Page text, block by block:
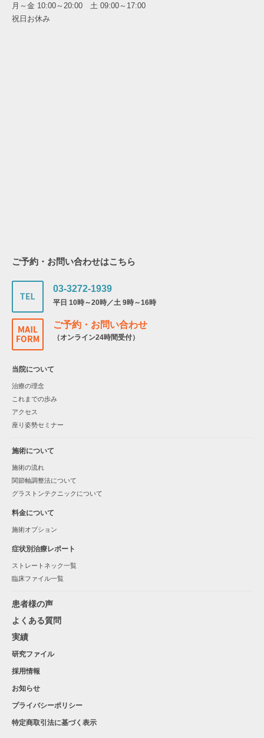
月～金 10:00～20:00 土 09:00～17:00
祝日お休み
ご予約・お問い合わせはこちら
03-3272-1939
平日 10時～20時／土 9時～16時
ご予約・お問い合わせ
（オンライン24時間受付）
当院について
治療の理念
これまでの歩み
アクセス
座り姿勢セミナー
施術について
施術の流れ
関節軸調整法について
グラストンテクニックについて
料金について
施術オプション
症状別治療レポート
ストレートネック一覧
臨床ファイル一覧
患者様の声
よくある質問
実績
研究ファイル
採用情報
お知らせ
プライバシーポリシー
特定商取引法に基づく表示